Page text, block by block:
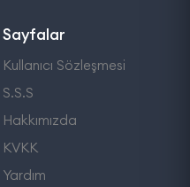
Sayfalar
Kullanıcı Sözleşmesi
S.S.S
Hakkımızda
KVKK
Yardım